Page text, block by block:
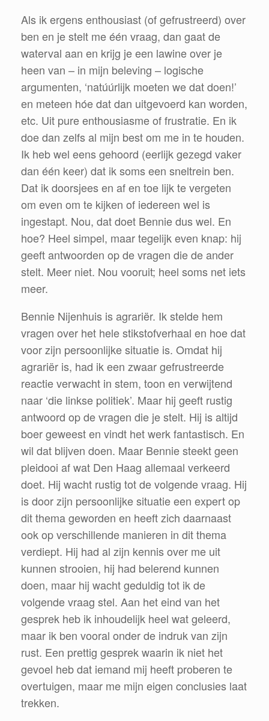
Als ik ergens enthousiast (of gefrustreerd) over
ben en je stelt me één vraag, dan gaat de
waterval aan en krijg je een lawine over je
heen van – in mijn beleving – logische
argumenten, ‘natúúrlijk moeten we dat doen!’
en meteen hóe dat dan uitgevoerd kan worden,
etc. Uit pure enthousiasme of frustratie. En ik
doe dan zelfs al mijn best om me in te houden.
Ik heb wel eens gehoord (eerlijk gezegd vaker
dan één keer) dat ik soms een sneltrein ben.
Dat ik doorsjees en af en toe lijk te vergeten
om even om te kijken of iedereen wel is
ingestapt. Nou, dat doet Bennie dus wel. En
hoe? Heel simpel, maar tegelijk even knap: hij
geeft antwoorden op de vragen die de ander
stelt. Meer niet. Nou vooruit; heel soms net iets
meer.
Bennie Nijenhuis is agrariër. Ik stelde hem
vragen over het hele stikstofverhaal en hoe dat
voor zijn persoonlijke situatie is. Omdat hij
agrariër is, had ik een zwaar gefrustreerde
reactie verwacht in stem, toon en verwijtend
naar ‘die linkse politiek’. Maar hij geeft rustig
antwoord op de vragen die je stelt. Hij is altijd
boer geweest en vindt het werk fantastisch. En
wil dat blijven doen. Maar Bennie steekt geen
pleidooi af wat Den Haag allemaal verkeerd
doet. Hij wacht rustig tot de volgende vraag. Hij
is door zijn persoonlijke situatie een expert op
dit thema geworden en heeft zich daarnaast
ook op verschillende manieren in dit thema
verdiept. Hij had al zijn kennis over me uit
kunnen strooien, hij had belerend kunnen
doen, maar hij wacht geduldig tot ik de
volgende vraag stel. Aan het eind van het
gesprek heb ik inhoudelijk heel wat geleerd,
maar ik ben vooral onder de indruk van zijn
rust. Een prettig gesprek waarin ik niet het
gevoel heb dat iemand mij heeft proberen te
overtuigen, maar me mijn eigen conclusies laat
trekken.